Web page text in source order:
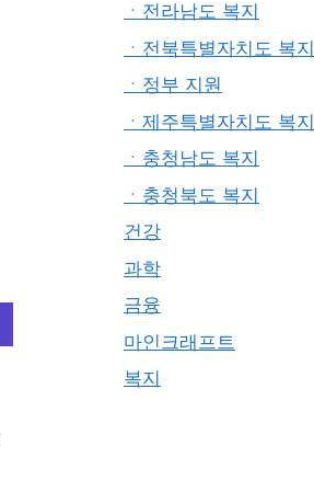
ㆍ전라남도 복지
ㆍ전북특별자치도 복지
ㆍ정부 지원
ㆍ제주특별자치도 복지
ㆍ충청남도 복지
ㆍ충청북도 복지
건강
과학
금융
마인크래프트
복지